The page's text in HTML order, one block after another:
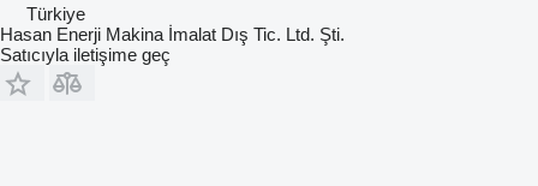
Türkiye
Hasan Enerji Makina İmalat Dış Tic. Ltd. Şti.
Satıcıyla iletişime geç